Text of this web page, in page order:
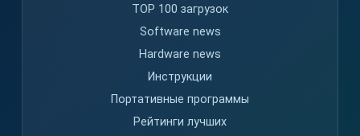
TOP 100 загрузок
Software news
Hardware news
Инструкции
Портативные программы
Рейтинги лучших